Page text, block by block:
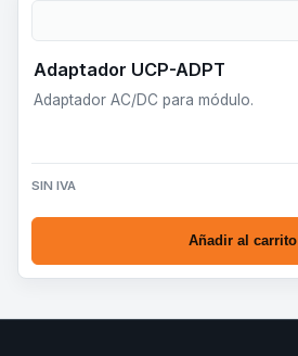
Adaptador UCP-ADPT
Adaptador AC/DC para módulo.
SIN IVA
Añadir al carrito